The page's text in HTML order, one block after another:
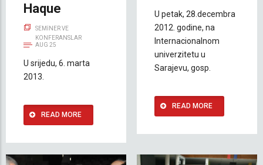
Haque
SEMINER VE
KONFERANSLAR
AUG 25
U srijedu, 6. marta
2013.
READ MORE
U petak, 28.decembra
2012. godine, na
Internacionalnom
univerzitetu u
Sarajevu, gosp.
READ MORE